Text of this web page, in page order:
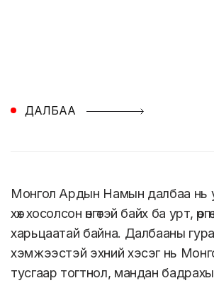
ДАЛБАА
Монгол Ардын Намын далбаа нь
хөх хосолсон өнгөтэй байх ба урт,
харьцаатай байна. Далбааны
хэмжээстэй эхний хэсэг нь
тусгаар тогтнол, мандан